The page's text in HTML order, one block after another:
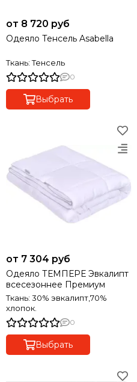
от 8 720 руб
Одеяло Тенсель Asabella
Ткань: Тенсель
0
Выбрать
от 7 304 руб
Одеяло ТЕМПЕРЕ Эвкалипт
всесезоннее Премиум
Ткань: 30% эвкалипт,70%
хлопок.
0
Выбрать